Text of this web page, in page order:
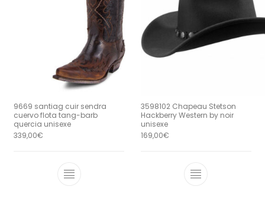
9669 santiag cuir sendra
cuervo flota tang-barb
quercia unisexe
339,00€
Ce produit a plusieurs variations.
3598102 Chapeau Stetson
Hackberry Western by noir
unisexe
169,00€
Ce produit a